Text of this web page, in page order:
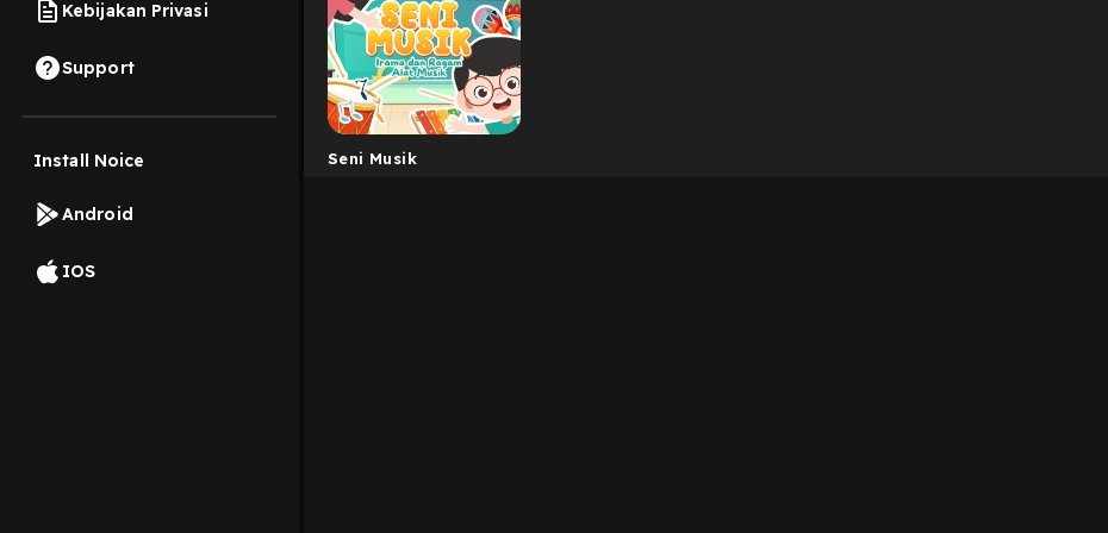
Kebijakan Privasi
Support
Install Noice
Android
IOS
Seni Musik